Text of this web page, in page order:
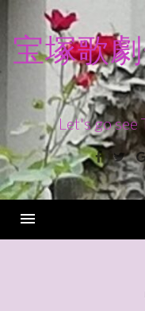
ン
ス
キ
ッ
宝塚歌
Let's go see